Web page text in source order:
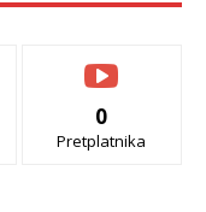
0
Pretplatnika